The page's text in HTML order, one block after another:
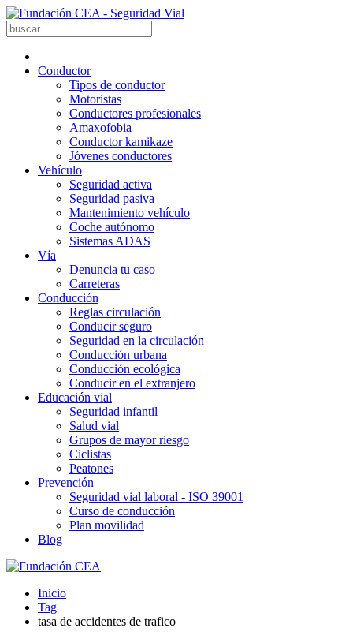
Conductor
Tipos de conductor
Motoristas
Conductores profesionales
Amaxofobia
Conductor kamikaze
Jóvenes conductores
Vehículo
Seguridad activa
Seguridad pasiva
Mantenimiento vehículo
Coche autónomo
Sistemas ADAS
Vía
Denuncia tu caso
Carreteras
Conducción
Reglas circulación
Conducir seguro
Seguridad en la circulación
Conducción urbana
Conducción ecológica
Conducir en el extranjero
Educación vial
Seguridad infantil
Salud vial
Grupos de mayor riesgo
Ciclistas
Peatones
Prevención
Seguridad vial laboral - ISO 39001
Curso de conducción
Plan movilidad
Blog
Inicio
Tag
tasa de accidentes de trafico